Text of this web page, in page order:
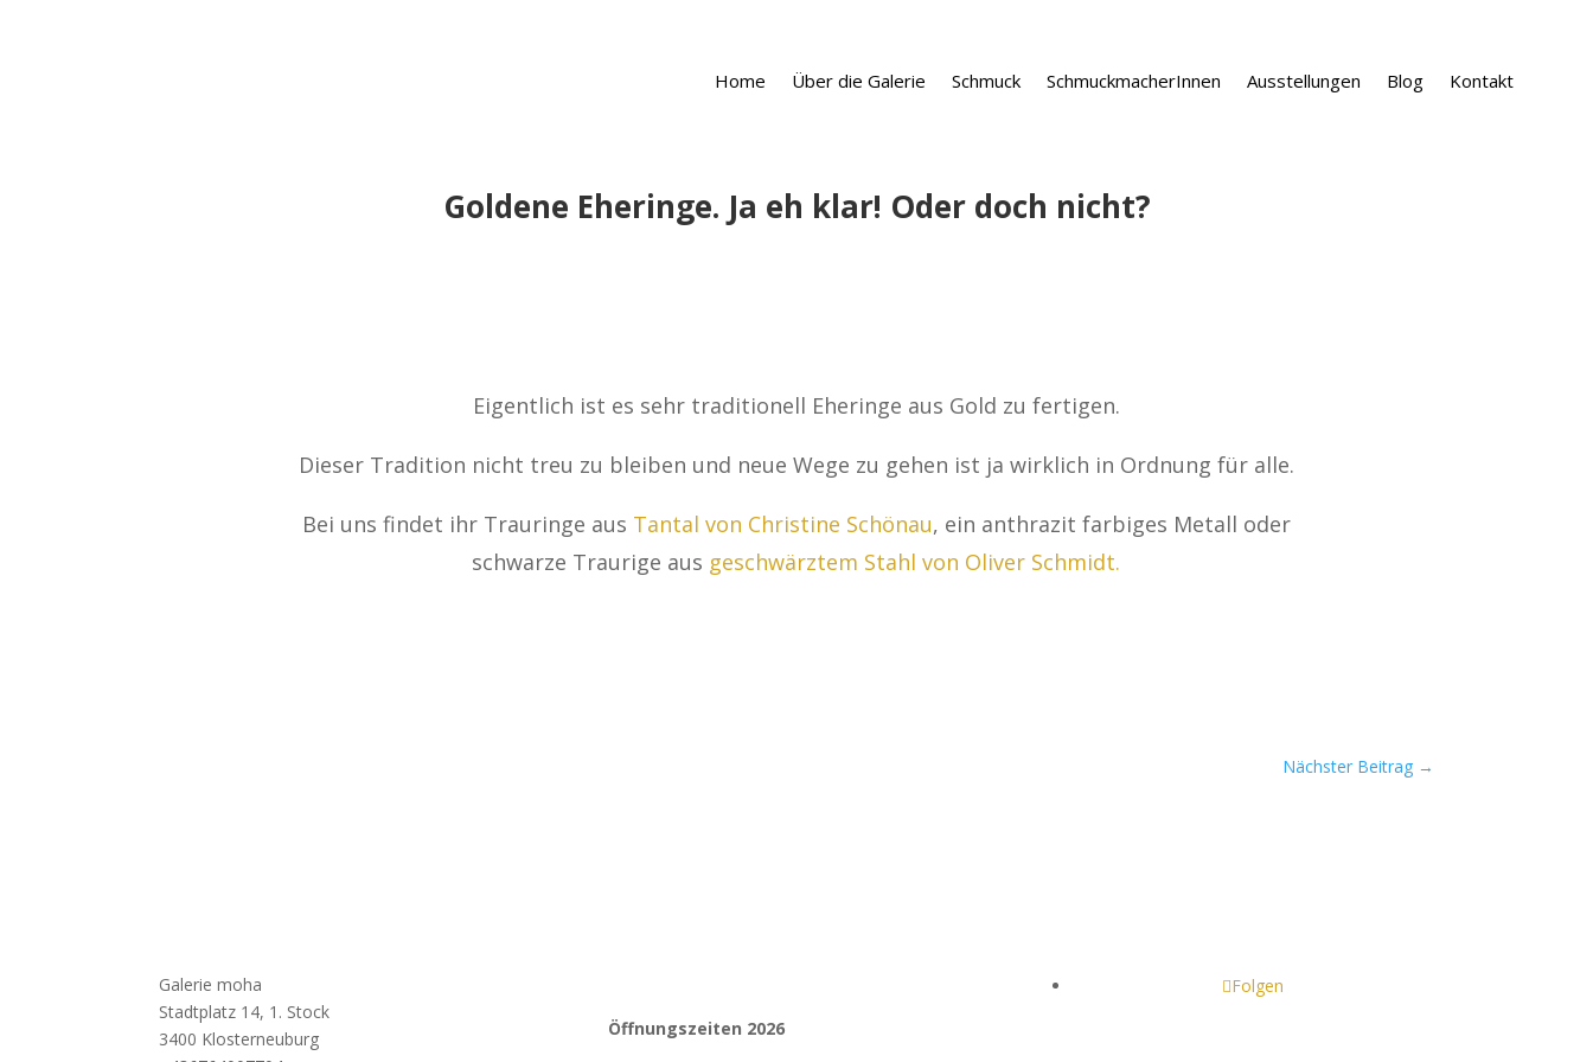
Home Über die Galerie Schmuck SchmuckmacherInnen Ausstellungen Blog Kontakt
Goldene Eheringe. Ja eh klar! Oder doch nicht?
Eigentlich ist es sehr traditionell Eheringe aus Gold zu fertigen.
Dieser Tradition nicht treu zu bleiben und neue Wege zu gehen ist ja wirklich in Ordnung für alle.
Bei uns findet ihr Trauringe aus Tantal von Christine Schönau, ein anthrazit farbiges Metall oder
schwarze Traurige aus geschwärztem Stahl von Oliver Schmidt.
Nächster Beitrag→
Galerie moha
Stadtplatz 14, 1. Stock
3400 Klosterneuburg
Öffnungszeiten 2026
Folgen